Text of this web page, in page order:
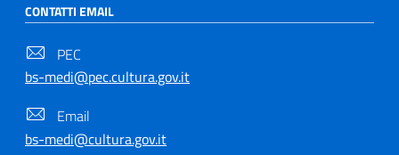
CONTATTI EMAIL
PEC
bs-medi@pec.cultura.gov.it
Email
bs-medi@cultura.gov.it